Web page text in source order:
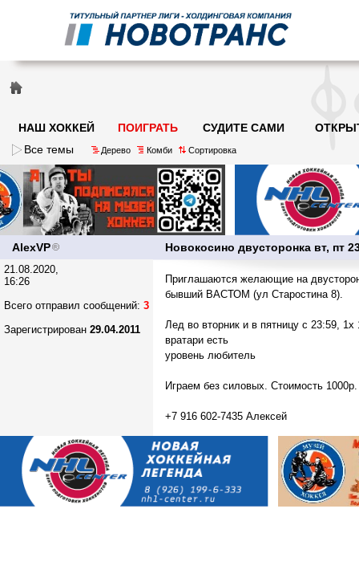
НАШ ХОККЕЙ ПОИГРАТЬ СУДИТЕ САМИ
Все темы
Дерево Комби Сортировка
AlexVP Новокосино двусторонка вт, пт
21.08.2020,
16:26
Всего отправил сообщений: 3
Зарегистрирован 29.04.2011
Приглашаются желающие на
бывший ВАСТОМ (ул Старостина 8).
Лед во вторник и в пятницу с 23:59,
вратари есть
уровень любитель
Играем без силовых. Стоимость 1000р.
+7 916 602-7435 Алексей